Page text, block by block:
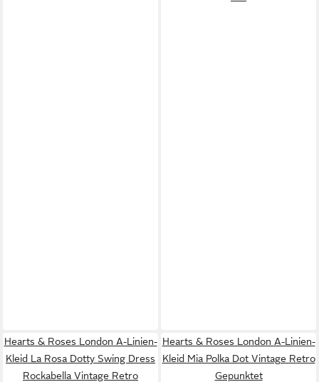
Hearts & Roses London A-Linien-
Kleid La Rosa Dotty Swing Dress
Rockabella Vintage Retro
Hearts & Roses London A-Linien-
Kleid Mia Polka Dot Vintage Retro
Gepunktet